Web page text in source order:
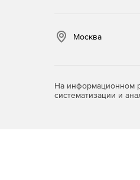
Оценка и
Преимущества
Бесшовная
Готовность
Москва
На информационном
систематизации и